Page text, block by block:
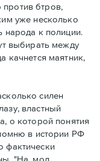
бтров,
уже несколько
народа к полиции.
выбирать между
качнется маятник,
силен
властный
о которой понятия
в истории РФ
фактически
"На, мол,